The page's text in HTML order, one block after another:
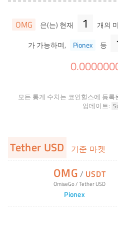
OMG 은(는) 현재 1 개의
가 가능하며,
Pionex 등
0.
모든 통계 수치는 코인힐스에 등
업데이트:
Tether USD 기준 마켓
OMG / USDT
OmiseGo/Tether USD
Pionex